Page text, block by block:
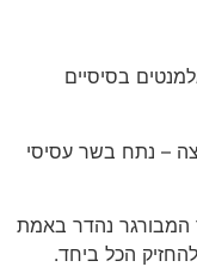
בסיסיים
– נתח בשר עסיסי
המבורגר נהדר באמת
הכל ביחד.